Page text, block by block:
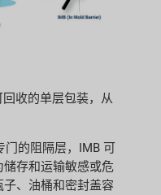
收的单层包装，从
门的阻隔层，IMB 可
存和运输敏感或危
、油桶和密封盖容